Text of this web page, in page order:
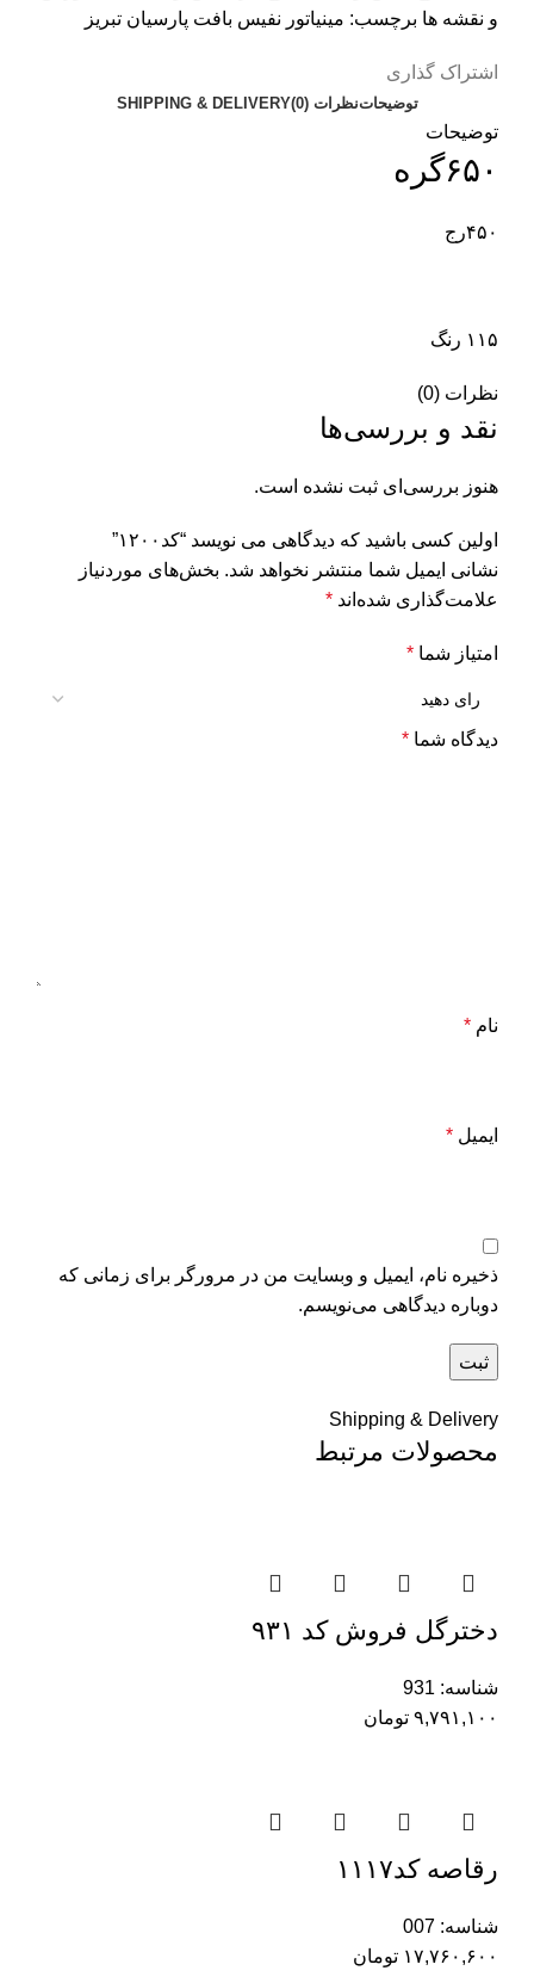
و نقشه ها برچسب: مینیاتور نفیس بافت پارسیان تبریز
اشتراک گذاری
توضیحاتنظرات (0) SHIPPING & DELIVERY
توضیحات
۶۵۰گره
۴۵۰رج
۱۱۵ رنگ
نظرات (0)
نقد و بررسی‌ها
هنوز بررسی‌ای ثبت نشده است.
اولین کسی باشید که دیدگاهی می نویسد “کد۱۲۰۰”
نشانی ایمیل شما منتشر نخواهد شد. بخش‌های موردنیاز
علامت‌گذاری شده‌اند *
امتیاز شما *
دیدگاه شما *
نام *
ایمیل *
ذخیره نام، ایمیل و وبسایت من در مرورگر برای زمانی که
دوباره دیدگاهی می‌نویسم.
Shipping & Delivery
محصولات مرتبط
دخترگل فروش کد ۹۳۱
شناسه: 931
۹,۷۹۱,۱۰۰ تومان
رقاصه کد۱۱۱۷
شناسه: 007
۱۷,۷۶۰,۶۰۰ تومان